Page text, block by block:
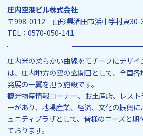
庄内空港ビル株式会社
〒998-0112 山形県酒田市浜中字村東30-
TEL：0570-050-141
庄内米の柔らかい曲線をモチーフにデザ
は、庄内地方の空の玄関口として、全国
発展の一翼を担う施設です。
観光物産情報コーナー、お土産店、レス
ーがあり、地場産業、経済、文化の振興
ュニティプラザとして、皆様のニーズと
ております。